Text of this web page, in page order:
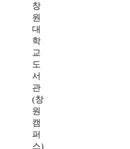
창
원
대
학
교
도
서
관
(창
원
캠
퍼
스)